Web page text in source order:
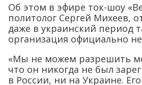
Об этом в эфире ток-шоу
политолог Сергей Михеев,
даже в украинский период
организация официально
«Мы не можем разрешить
что он никогда не был
в России, ни на Украине.